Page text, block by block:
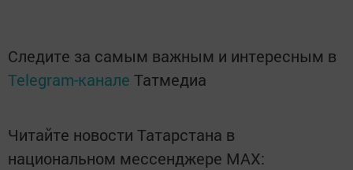
Следите за самым важным и интересным в
Telegram-канале Татмедиа
Читайте новости Татарстана в
национальном мессенджере MАХ: